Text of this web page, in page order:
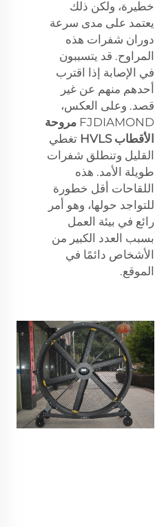
خطيرة، ولكن ذلك
يعتمد على مدى سرعة
دوران شفرات هذه
المراوح. قد يتسببون
في الإصابة إذا اقترب
أحدهم منهم عن غير
قصد. وعلى العكس،
FJDIAMOND مروحة
الأقطاب HVLS
تغطي
القليل وتنطلق شفرات
طويلة الأمد. هذه
اللقاحات أقل خطورة
للتواجد حولها، وهو أمر
رائع في بيئة العمل
بسبب العدد الكبير من
الأشخاص دائمًا في
الموقع.